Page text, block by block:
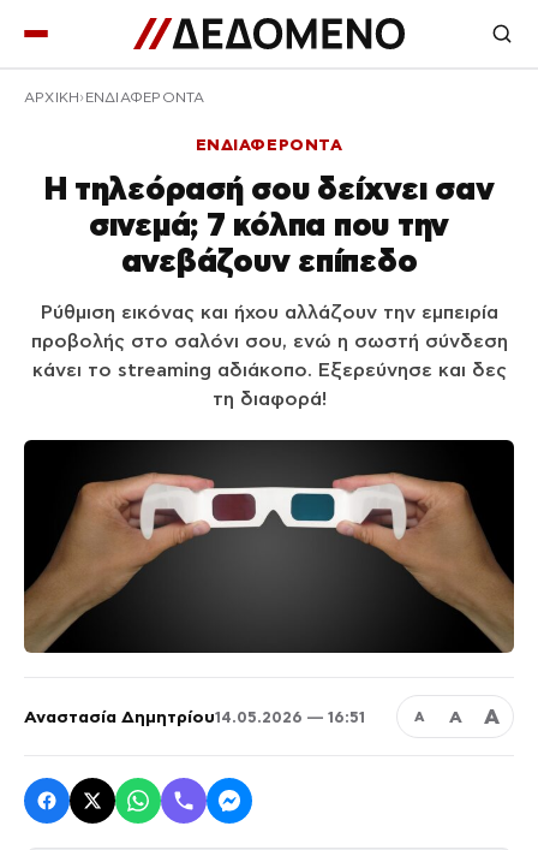
ΑΡΧΙΚΉ ΕΝΔΙΑΦΕΡΟΝΤΑ
ΕΝΔΙΑΦΕΡΟΝΤΑ
Η τηλεόρασή σου δείχνει σαν
σινεμά; 7 κόλπα που την
ανεβάζουν επίπεδο
Ρύθμιση εικόνας και ήχου αλλάζουν την εμπειρία
προβολής στο σαλόνι σου, ενώ η σωστή σύνδεση
κάνει το streaming αδιάκοπο. Εξερεύνησε και δες
τη διαφορά!
Αναστασία Δημητρίου14.05.2026 — 16:51 Α Α Α